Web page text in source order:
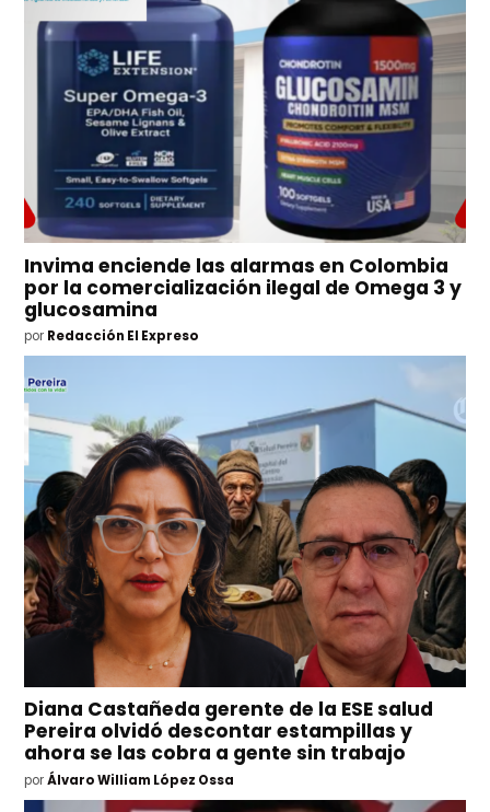
Invima enciende las alarmas en Colombia
por la comercialización ilegal de Omega 3 y
glucosamina
por Redacción El Expreso
Diana Castañeda gerente de la ESE salud
Pereira olvidó descontar estampillas y
ahora se las cobra a gente sin trabajo
por Álvaro William López Ossa